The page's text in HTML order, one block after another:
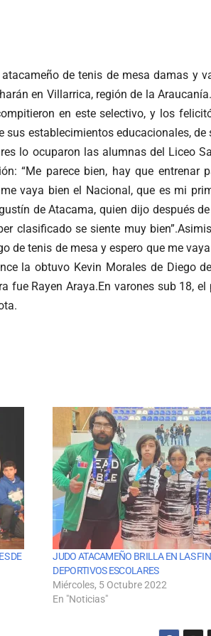
de tenis de mesa damas y
en Villarrica, región de la
en este selectivo, y los
sus establecimientos educacionales,
lo ocuparon las alumnas del Liceo
“Me parece bien, hay que entrenar
vaya bien el Nacional, que es mi
de Atacama, quien dijo después
clasificado se siente muy
de tenis de mesa y espero que me
la obtuvo Kevin Morales de Diego
fue Rayen Araya.En varones sub 18,
DE
JUDO ATACAMEÑO BRILLA EN LAS
DEPORTIVOS ESCOLARES
Miércoles, 5 Octubre 2022
En "Noticias"